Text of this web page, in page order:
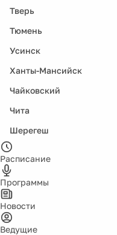
Тверь
Тюмень
Усинск
Ханты-Мансийск
Чайковский
Чита
Шерегеш
Расписание
Программы
Новости
Ведущие